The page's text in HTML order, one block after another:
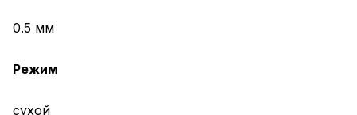
0.5 мм
Режим
сухой